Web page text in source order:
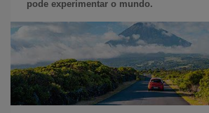
pode experimentar o mundo.